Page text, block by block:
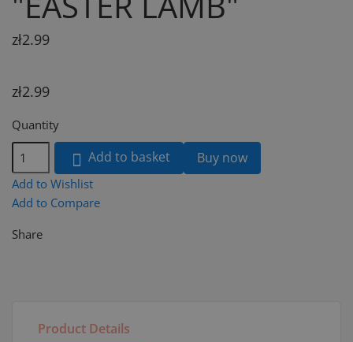
zł2.99
zł2.99
Quantity
 Add to basket Buy now
Add to Wishlist
Add to Compare
Share
Product Details